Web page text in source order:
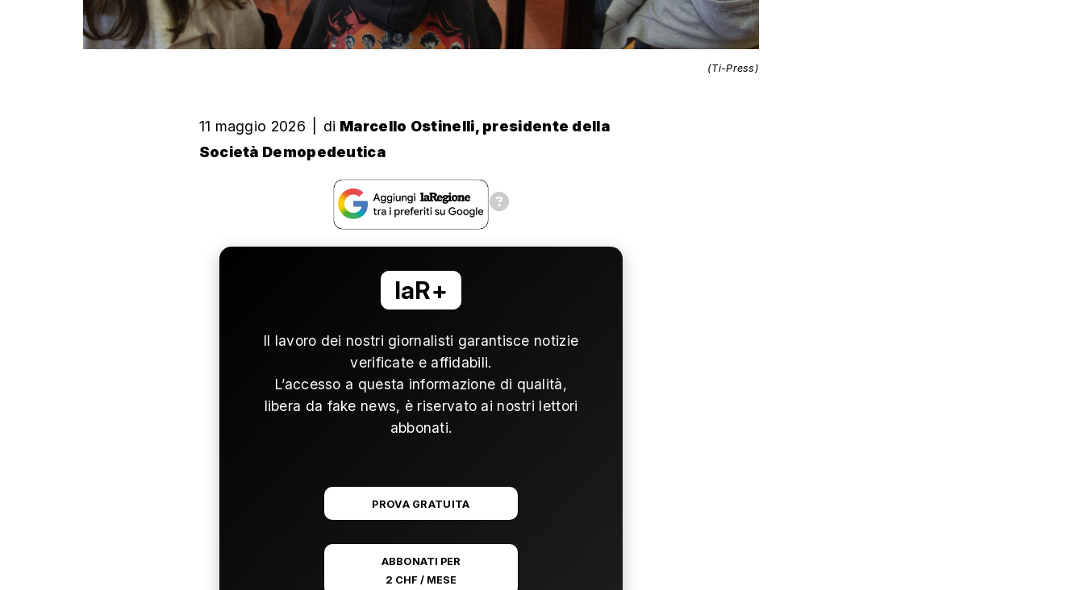
(Ti-Press)
11 maggio 2026 di Marcello Ostinelli, presidente della
Società Demopedeutica
laR+
Il lavoro dei nostri giornalisti garantisce notizie
verificate e affidabili.
L’accesso a questa informazione di qualità,
libera da fake news, è riservato ai nostri lettori
abbonati.
PROVA GRATUITA
ABBONATI PER
2 CHF / MESE